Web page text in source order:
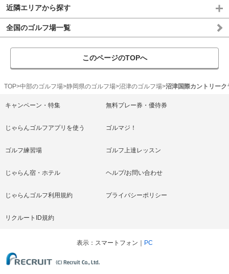
近隣エリアから探す
全国のゴルフ場一覧
このページのTOPへ
TOP 中部のゴルフ場 静岡県のゴルフ場 沼津のゴルフ場 沼津国際カントリーク
キャンペーン・特集 無料プレー券・優待券
じゃらんゴルフアプリを使う ゴルマジ！
ゴルフ練習場 ゴルフ上達レッスン
じゃらん宿・ホテル ヘルプ/お問い合わせ
じゃらんゴルフ利用規約 プライバシーポリシー
リクルートID規約
表示 スマートフォン PC